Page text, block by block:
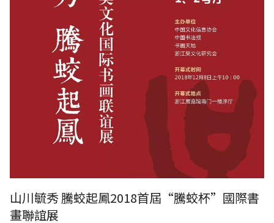
山川毓秀 騰蛟起鳳2018首屆“騰蛟杯”國際書
畫聯誼展